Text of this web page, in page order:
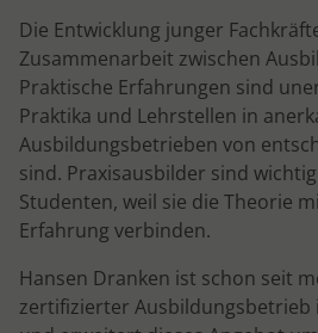
Die Entwicklung junger
Zusammenarbeit zwischen
Praktische Erfahrungen sind
Praktika und Lehrstellen in
Ausbildungsbetrieben von
sind. Praxisausbilder sind
Studenten, weil sie die Theorie
Erfahrung verbinden.
Hansen Dranken ist schon seit
zertifizierter Ausbildungsbetrieb